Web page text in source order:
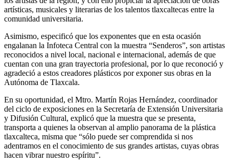
artísticas, musicales y literarias de los talentos tlaxcaltecas entre la
comunidad universitaria.
Asimismo, especificó que los exponentes que en esta ocasión
engalanan la Infoteca Central con la muestra “Senderos”, son artistas
reconocidos a nivel local, nacional e internacional, además de que
cuentan con una gran trayectoria profesional, por lo que reconoció y
agradeció a estos creadores plásticos por exponer sus obras en la
Autónoma de Tlaxcala.
En su oportunidad, el Mtro. Martín Rojas Hernández, coordinador
del ciclo de exposiciones en la Secretaría de Extensión Universitaria
y Difusión Cultural, explicó que la muestra que se presenta,
transporta a quienes la observan al amplio panorama de la plástica
tlaxcalteca, misma que “sólo puede ser comprendida si nos
adentramos en el conocimiento de sus grandes artistas, cuyas obras
hacen vibrar nuestro espíritu”.